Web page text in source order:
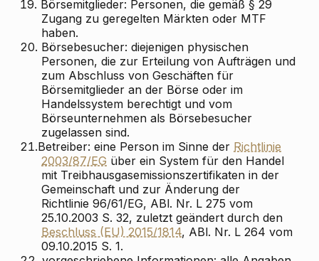
19. Börsemitglieder: Personen, die gemäß § 29
Zugang zu geregelten Märkten oder MTF
haben.
20. Börsebesucher: diejenigen physischen
Personen, die zur Erteilung von Aufträgen und
zum Abschluss von Geschäften für
Börsemitglieder an der Börse oder im
Handelssystem berechtigt und vom
Börseunternehmen als Börsebesucher
zugelassen sind.
21.Betreiber: eine Person im Sinne der Richtlinie
2003/87/EG über ein System für den Handel
mit Treibhausgasemissionszertifikaten in der
Gemeinschaft und zur Änderung der
Richtlinie 96/61/EG, ABl. Nr. L 275 vom
25.10.2003 S. 32, zuletzt geändert durch den
Beschluss (EU) 2015/1814, ABl. Nr. L 264 vom
09.10.2015 S. 1.